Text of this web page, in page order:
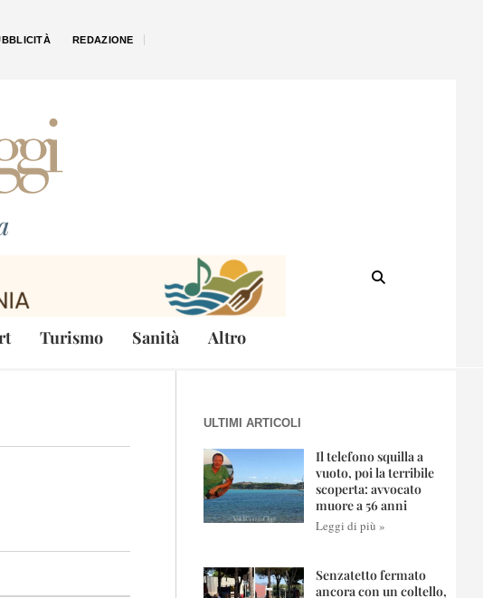
REDAZIONE
Turismo Sanità Altro
ULTIMI ARTICOLI
Il telefono squilla a
vuoto, poi la terribile
scoperta: avvocato
muore a 56 anni
Leggi di più »
Senzatetto fermato
ancora con un coltello,